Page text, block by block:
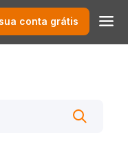
conta grátis